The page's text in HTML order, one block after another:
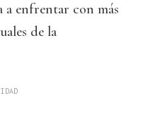
a enfrentar con más
de la